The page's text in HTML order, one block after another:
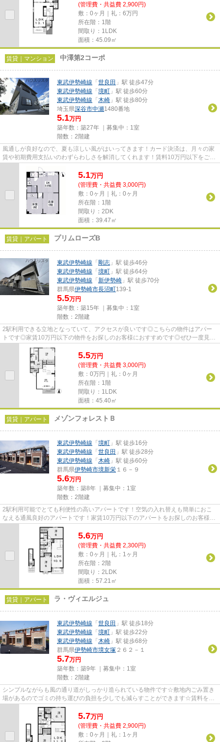
(管理費・共益費 2,900円)
敷：0ヶ月｜礼：6万円
所在階：1階
間取り：1LDK
面積：45.09㎡
賃貸｜マンション 中澤第2コーポ
東武伊勢崎線 「 世良田 」駅 徒歩47分
東武伊勢崎線 「 境町 」駅 徒歩60分
東武伊勢崎線 「 木崎 」駅 徒歩80分
埼玉県深谷市中瀬1480番地
5.1万円
築年数：築27年 ｜募集中： 1室
階数：2階建
風通しが良好なので、夏も涼しい風がはいってきます！カード決済は、月々の家
賃や初期費用支払いのわずらわしさを解消してくれます！賃料10万円以下をご希
望のお客様、ぜひお問い合わ...
5.1万円
(管理費・共益費 3,000円)
敷：0ヶ月｜礼：0ヶ月
所在階：1階
間取り：2DK
面積：39.47㎡
賃貸｜アパート プリムローズB
東武伊勢崎線 「 剛志 」駅 徒歩46分
東武伊勢崎線 「 境町 」駅 徒歩64分
東武伊勢崎線 「 新伊勢崎 」駅 徒歩70分
群馬県伊勢崎市長沼町139-1
5.5万円
築年数：築15年 ｜募集中： 1室
階数：2階建
2駅利用できる立地となっていて、アクセスが良いです◎こちらの物件はアパー
トです◎家賃10万円以下の物件をお探しのお客様におすすめです◎ぜひ一度見て
いただきたい、「プリムローズB」...
5.5万円
(管理費・共益費 3,000円)
敷：0万円｜礼：0ヶ月
所在階：1階
間取り：1LDK
面積：45.40㎡
賃貸｜アパート メゾンフォレストＢ
東武伊勢崎線 「 境町 」駅 徒歩16分
東武伊勢崎線 「 世良田 」駅 徒歩28分
東武伊勢崎線 「 木崎 」駅 徒歩60分
群馬県伊勢崎市境新栄 １６－９
5.6万円
築年数：築8年 ｜募集中： 1室
階数：2階建
2駅利用可能でとても利便性の高いアパートです！空気の入れ替えも簡単におこ
なえる通風良好のアパートです！家賃10万円以下のアパートをお探しのお客様に
おすすめです！気になるイチオ...
5.6万円
(管理費・共益費 2,300円)
敷：0ヶ月｜礼：1ヶ月
所在階：2階
間取り：2LDK
面積：57.21㎡
賃貸｜アパート ラ・ヴィエルジュ
東武伊勢崎線 「 世良田 」駅 徒歩18分
東武伊勢崎線 「 境町 」駅 徒歩22分
東武伊勢崎線 「 木崎 」駅 徒歩68分
群馬県伊勢崎市境女塚 ２６２－１
5.7万円
築年数：築9年 ｜募集中： 1室
階数：2階建
シンプルながらも風の通り道がしっかり造られている物件です☆敷地内ごみ置き
場があるのでゴミの持ち運びの負担を少しでも減らすことができます☆賃料を10
万円以下に抑えたい方におすす...
5.7万円
(管理費・共益費 2,900円)
敷：0ヶ月｜礼：1ヶ月